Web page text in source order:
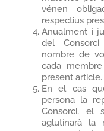
vénen
respectius
Anualment i
del Consorci
nombre de
cada
present article.
En el cas
persona la
Consorci, el
aglutinarà la